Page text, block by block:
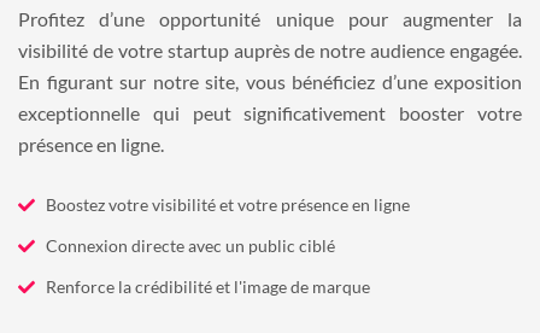
Profitez d’une opportunité unique pour augmenter la
visibilité de votre startup auprès de notre audience engagée.
En figurant sur notre site, vous bénéficiez d’une exposition
exceptionnelle qui peut significativement booster votre
présence en ligne.
Boostez votre visibilité et votre présence en ligne
Connexion directe avec un public ciblé
Renforce la crédibilité et l'image de marque